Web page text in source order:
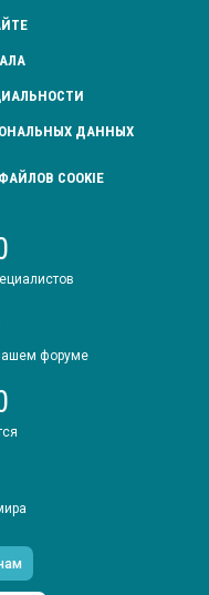
ДАННЫХ
COOKIE
форуме